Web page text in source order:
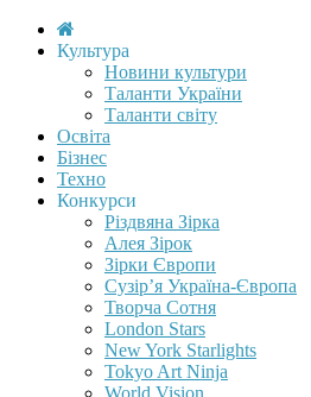
Культура
Новини культури
Таланти України
Таланти світу
Освіта
Бізнес
Техно
Конкурси
Різдвяна Зірка
Алея Зірок
Зірки Європи
Сузір’я Україна-Європа
Творча Сотня
London Stars
New York Starlights
Tokyo Art Ninja
World Vision